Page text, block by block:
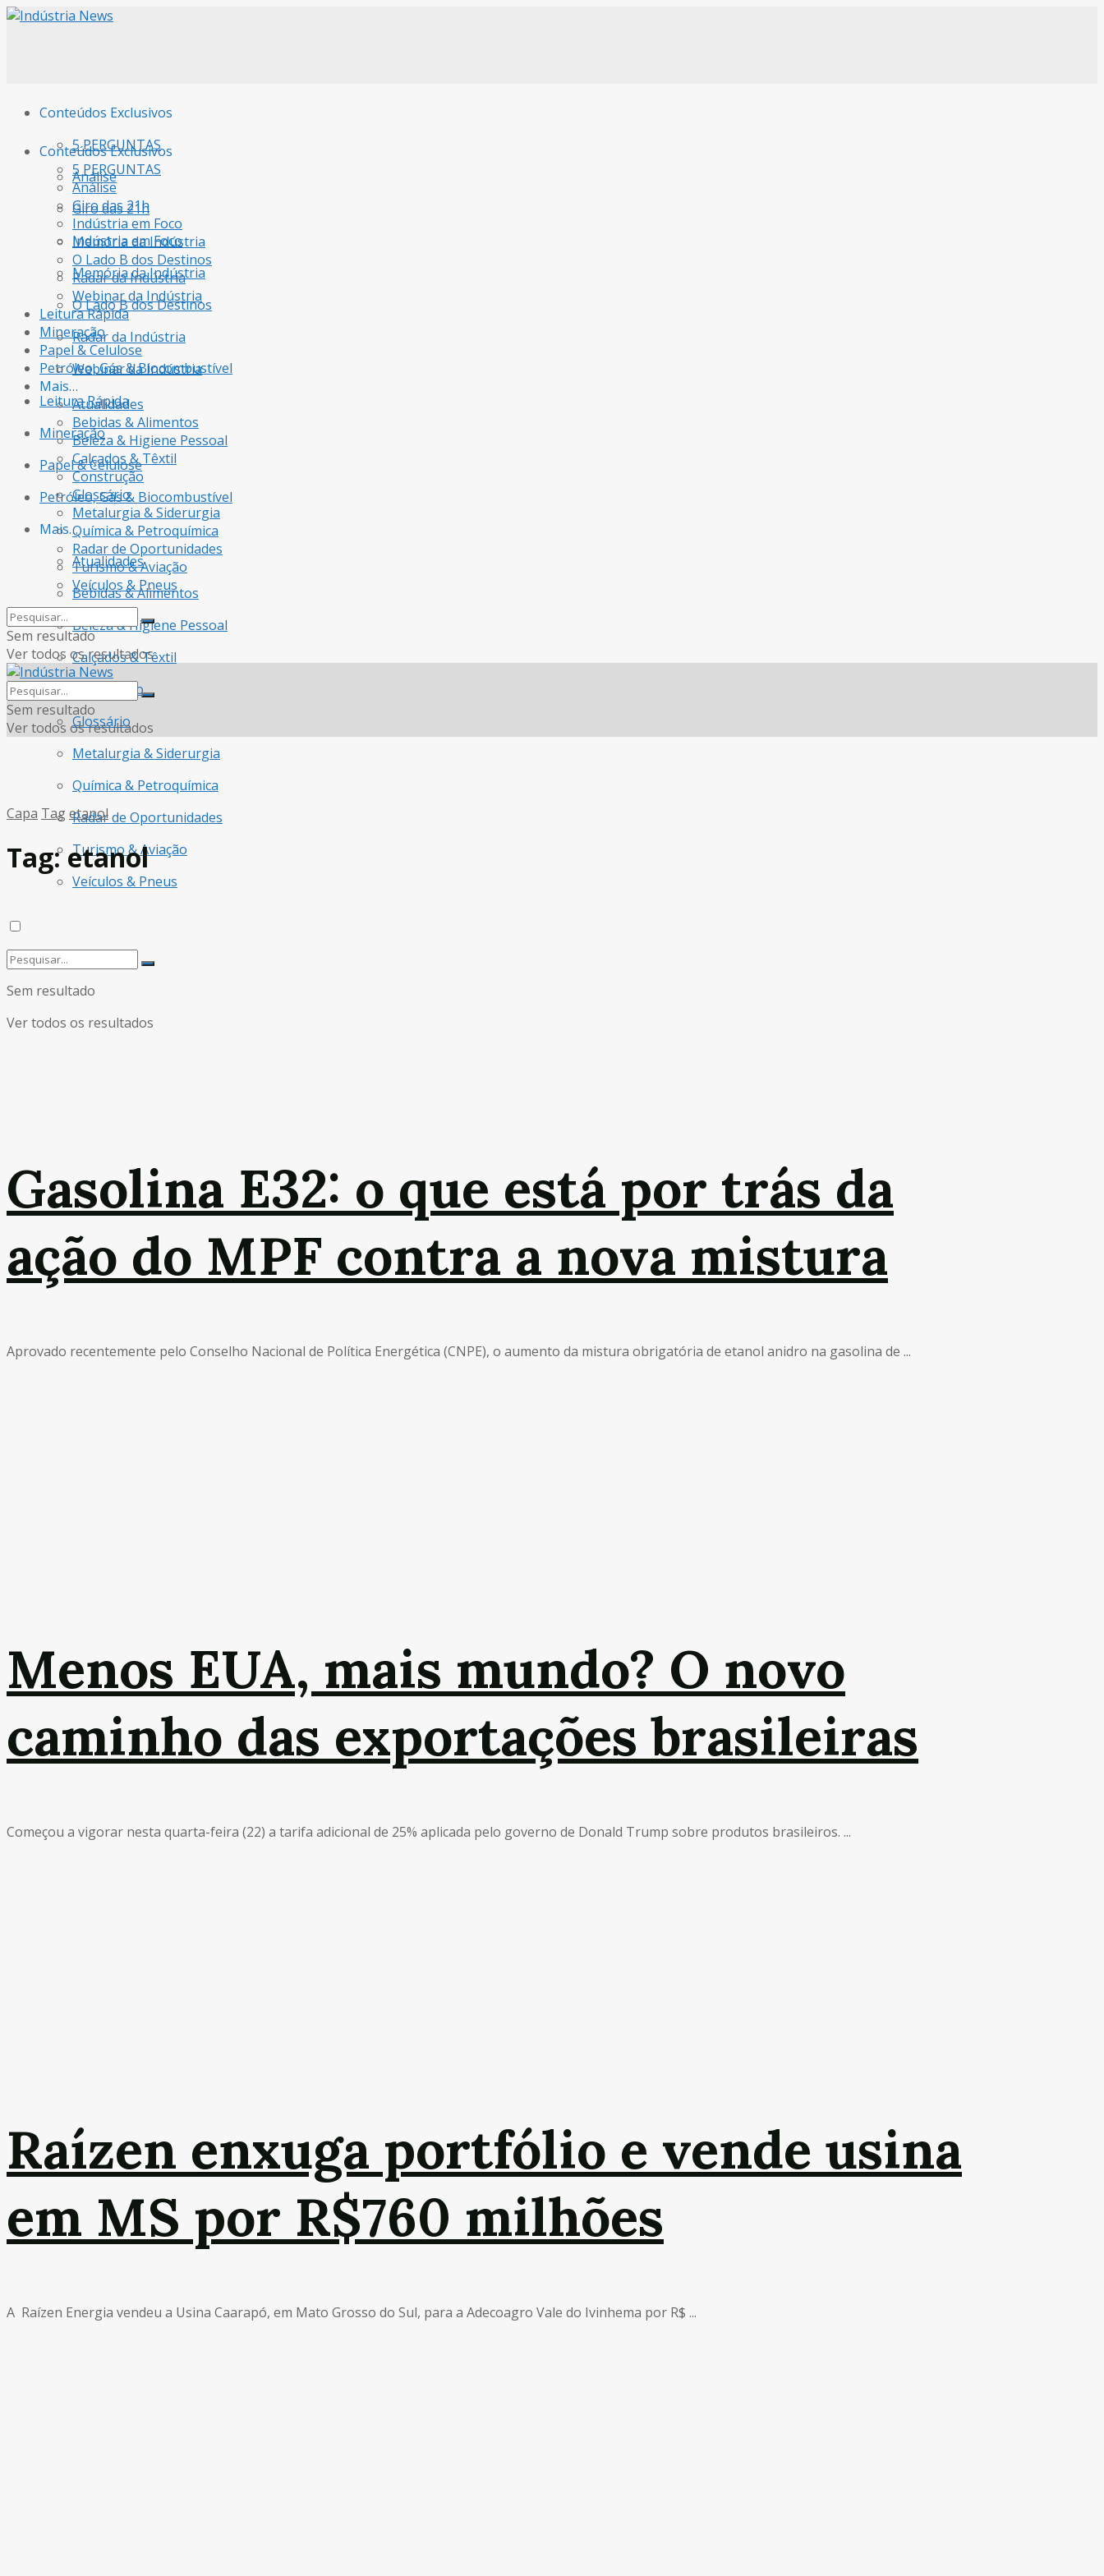
Conteúdos Exclusivos
5 PERGUNTAS
Análise
Giro das 21h
Indústria em Foco
Memória da Indústria
O Lado B dos Destinos
Radar da Indústria
Webinar da Indústria
Leitura Rápida
Mineração
Papel & Celulose
Petróleo, Gás & Biocombustível
Mais…
Atualidades
Bebidas & Alimentos
Beleza & Higiene Pessoal
Calçados & Têxtil
Construção
Glossário
Metalurgia & Siderurgia
Química & Petroquímica
Radar de Oportunidades
Turismo & Aviação
Veículos & Pneus
Sem resultado
Ver todos os resultados
Conteúdos Exclusivos
5 PERGUNTAS
Análise
Giro das 21h
Indústria em Foco
Memória da Indústria
O Lado B dos Destinos
Radar da Indústria
Webinar da Indústria
Leitura Rápida
Mineração
Papel & Celulose
Petróleo, Gás & Biocombustível
Mais…
Atualidades
Bebidas & Alimentos
Beleza & Higiene Pessoal
Calçados & Têxtil
Construção
Glossário
Metalurgia & Siderurgia
Química & Petroquímica
Radar de Oportunidades
Turismo & Aviação
Veículos & Pneus
Sem resultado
Ver todos os resultados
Sem resultado
Ver todos os resultados
Capa Tagetanol
Tag:etanol
Gasolina E32: o que está por trás da
ação do MPF contra a nova mistura
Aprovado recentemente pelo Conselho Nacional de Política Energética (CNPE), o aumento da mistura obrigatória de etanol anidro na gasolina de ...
Menos EUA, mais mundo? O novo
caminho das exportações brasileiras
Começou a vigorar nesta quarta-feira (22) a tarifa adicional de 25% aplicada pelo governo de Donald Trump sobre produtos brasileiros. ...
Raízen enxuga portfólio e vende usina
em MS por R$760 milhões
A Raízen Energia vendeu a Usina Caarapó, em Mato Grosso do Sul, para a Adecoagro Vale do Ivinhema por R$ ...